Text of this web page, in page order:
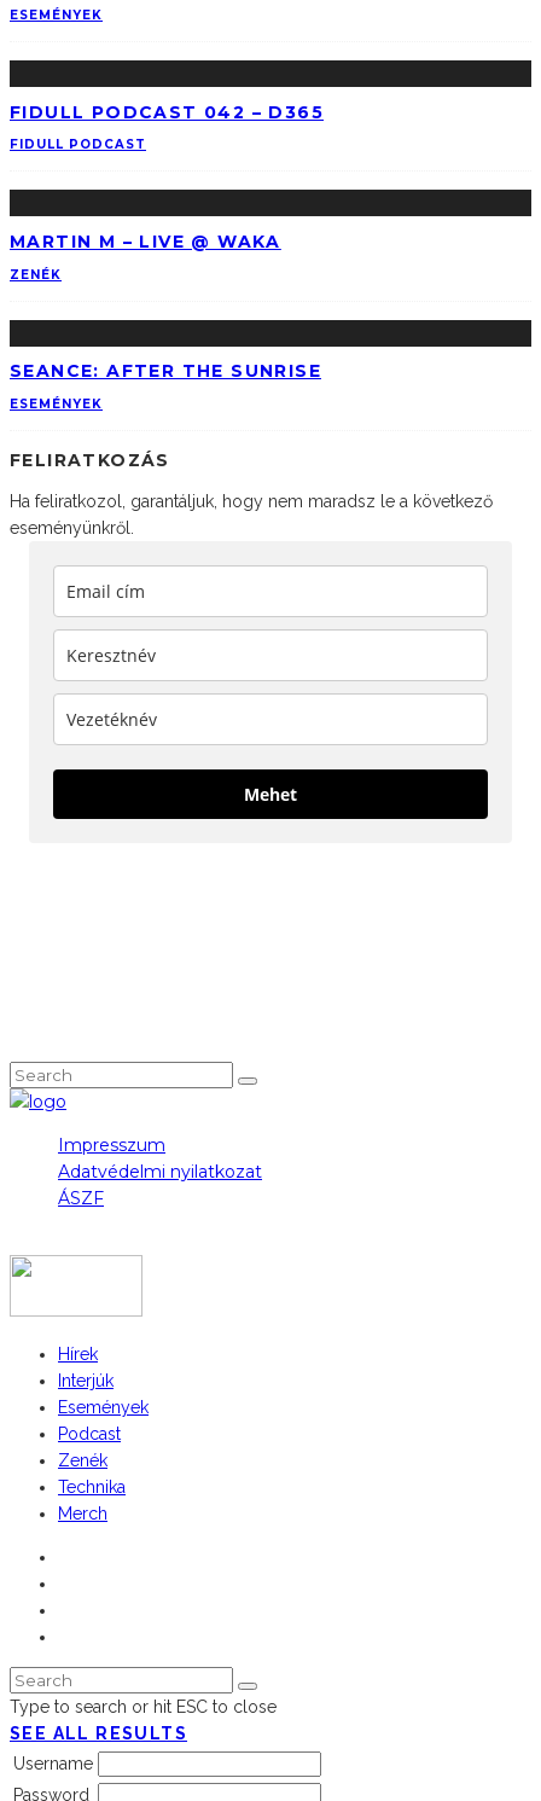
ESEMÉNYEK
FIDULL PODCAST 042 – D365
FIDULL PODCAST
MARTIN M – LIVE @ WAKA
ZENÉK
SEANCE: AFTER THE SUNRISE
ESEMÉNYEK
FELIRATKOZÁS
Ha feliratkozol, garantáljuk, hogy nem maradsz le a következő
eseményünkről.
Mehet
Impresszum
Adatvédelmi nyilatkozat
ÁSZF
Hírek
Interjúk
Események
Podcast
Zenék
Technika
Merch
Type to search or hit ESC to close
SEE ALL RESULTS
Username
Password